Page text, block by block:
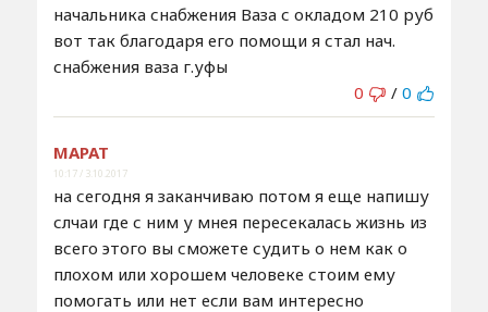
начальника снабжения Ваза с окладом 210 руб
вот так благодаря его помощи я стал нач.
снабжения ваза г.уфы
0
/ 0
МАРАТ
10:17 / 3.10.2017
на сегодня я заканчиваю потом я еще напишу
слчаи где с ним у мнея пересекалась жизнь из
всего этого вы сможете судить о нем как о
плохом или хорошем человеке стоим ему
помогать или нет если вам интересно